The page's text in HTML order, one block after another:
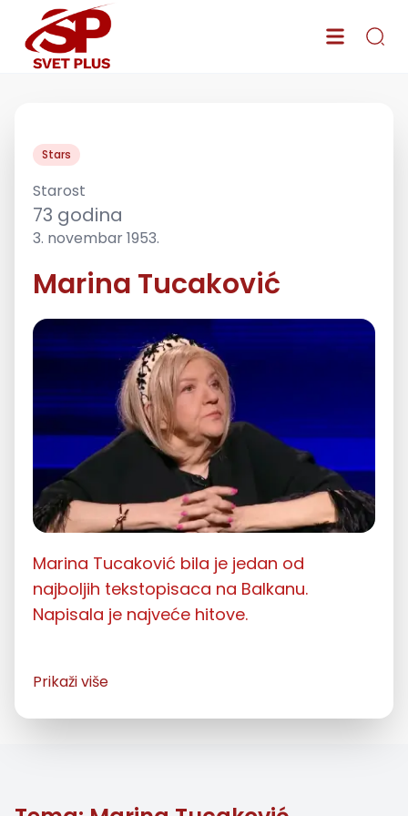
Stars
Starost
73 godina
3. novembar 1953.
Marina Tucaković
Marina Tucaković bila je jedan od
najboljih tekstopisaca na Balkanu.
Napisala je najveće hitove.
Biografija
bila obrazovana u oblasti ekonomije,
Prikaži više